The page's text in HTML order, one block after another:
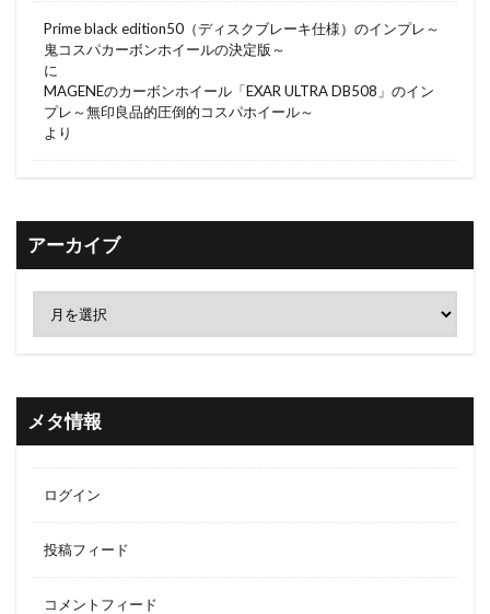
Prime black edition50（ディスクブレーキ仕様）のインプレ～
鬼コスパカーボンホイールの決定版～
に
MAGENEのカーボンホイール「EXAR ULTRA DB508」のイン
プレ～無印良品的圧倒的コスパホイール～
より
アーカイブ
メタ情報
ログイン
投稿フィード
コメントフィード